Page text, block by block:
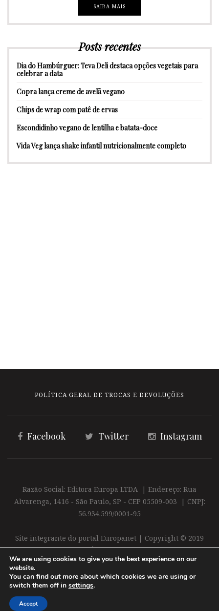
SAIBA MAIS
Posts recentes
Dia do Hambúrguer: Teva Deli destaca opções vegetais para
celebrar a data
Copra lança creme de avelã vegano
Chips de wrap com patê de ervas
Escondidinho vegano de lentilha e batata-doce
Vida Veg lança shake infantil nutricionalmente completo
POLÍTICA GERAL DE TROCAS E DEVOLUÇÕES
Facebook Twitter Instagram
Razão Social: Editora Europa LTDA | Endereço: Rua
Alvarenga, 1416 - São Paulo, SP - CEP 05509-003 | CNPJ:
56.934.599/0001-95
Site integrante do portal Europanet | Copyright © 2019
Editora Europa Ltda. É proibida a reprodução total ou
parcial do conteúdo deste site
We are using cookies to give you the best experience on our
website.
You can find out more about which cookies we are using or
switch them off in settings.
Accept